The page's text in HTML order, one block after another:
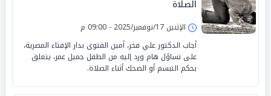
الصلاة
الإثنين 17/نوفمبر/2025 - 09:00 م
أجاب الدكتور علي فخر، أمين الفتوى بدار الإفتاء المصرية،
على تساؤل هام ورد إليه من الطفل جميل عمر، يتعلق
بحكم التبسم أو الضحك أثناء الصلاة.